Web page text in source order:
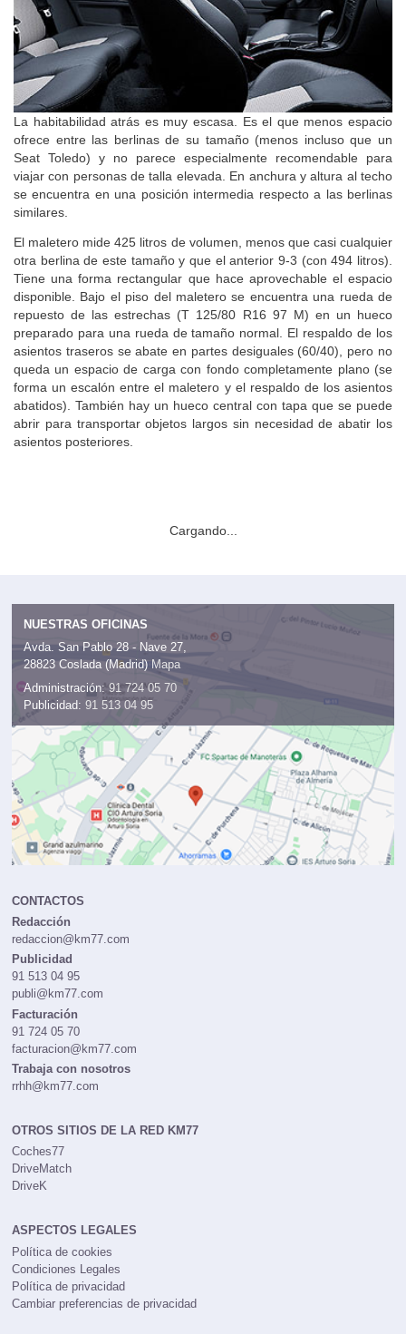
La habitabilidad atrás es muy escasa. Es el que menos espacio
ofrece entre las berlinas de su tamaño (menos incluso que un
Seat Toledo) y no parece especialmente recomendable para
viajar con personas de talla elevada. En anchura y altura al techo
se encuentra en una posición intermedia respecto a las berlinas
similares.
El maletero mide 425 litros de volumen, menos que casi cualquier
otra berlina de este tamaño y que el anterior 9-3 (con 494 litros).
Tiene una forma rectangular que hace aprovechable el espacio
disponible. Bajo el piso del maletero se encuentra una rueda de
repuesto de las estrechas (T 125/80 R16 97 M) en un hueco
preparado para una rueda de tamaño normal. El respaldo de los
asientos traseros se abate en partes desiguales (60/40), pero no
queda un espacio de carga con fondo completamente plano (se
forma un escalón entre el maletero y el respaldo de los asientos
abatidos). También hay un hueco central con tapa que se puede
abrir para transportar objetos largos sin necesidad de abatir los
asientos posteriores.
Cargando...
NUESTRAS OFICINAS
Avda. San Pablo 28 - Nave 27,
28823 Coslada (Madrid) Mapa
Administración: 91 724 05 70
Publicidad: 91 513 04 95
CONTACTOS
Redacción
redaccion@km77.com
Publicidad
91 513 04 95
publi@km77.com
Facturación
91 724 05 70
facturacion@km77.com
Trabaja con nosotros
rrhh@km77.com
OTROS SITIOS DE LA RED KM77
Coches77
DriveMatch
DriveK
ASPECTOS LEGALES
Política de cookies
Condiciones Legales
Política de privacidad
Cambiar preferencias de privacidad